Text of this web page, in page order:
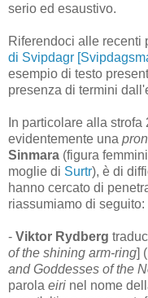
serio ed esaustivo.
Riferendoci alle recenti
di Svipdagr
esempio di testo
presenza di termini
In particolare alla
evidentemente una
Sinmara (figura
moglie di Surtr), è di
hanno cercato di
riassumiamo di seguito:
- Viktor Rydberg
of the shining arm-ring]
and Goddesses of the
parola eiri nel nome